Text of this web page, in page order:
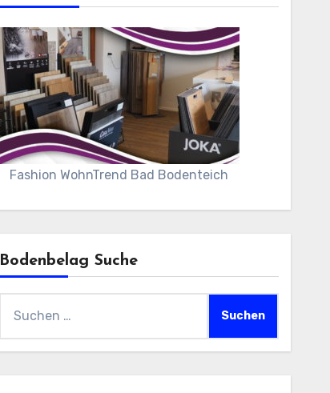
Fashion WohnTrend Bad Bodenteich
Bodenbelag Suche
nach: